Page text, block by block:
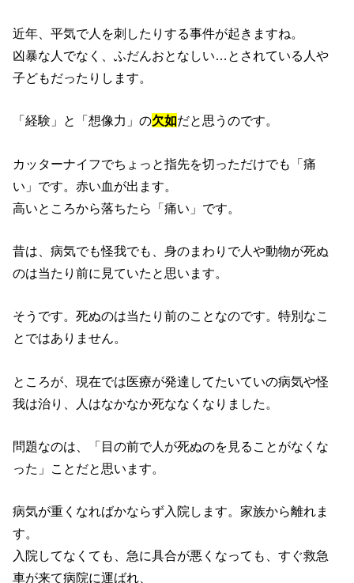
近年、平気で人を刺したりする事件が起きますね。
凶暴な人でなく、ふだんおとなしい…とされている人や
子どもだったりします。
「経験」と「想像力」の欠如だと思うのです。
カッターナイフでちょっと指先を切っただけでも「痛
い」です。赤い血が出ます。
高いところから落ちたら「痛い」です。
昔は、病気でも怪我でも、身のまわりで人や動物が死ぬ
のは当たり前に見ていたと思います。
そうです。死ぬのは当たり前のことなのです。特別なこ
とではありません。
ところが、現在では医療が発達してたいていの病気や怪
我は治り、人はなかなか死ななくなりました。
問題なのは、「目の前で人が死ぬのを見ることがなくな
った」ことだと思います。
病気が重くなればかならず入院します。家族から離れま
す。
入院してなくても、急に具合が悪くなっても、すぐ救急
車が来て病院に運ばれ、